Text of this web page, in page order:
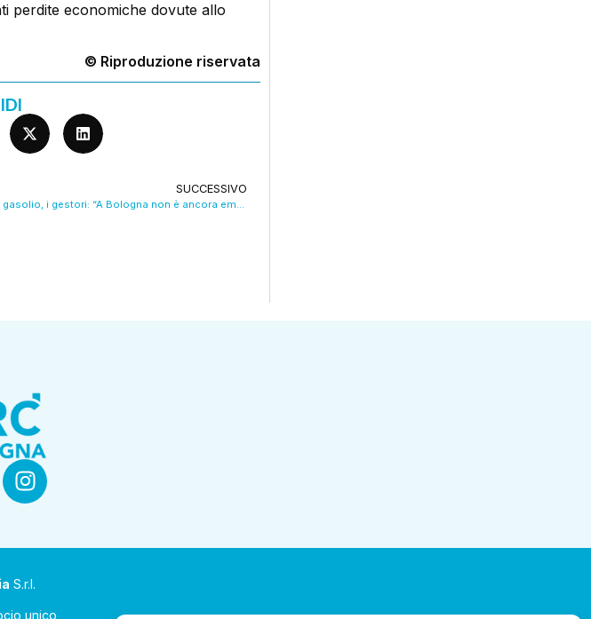
perdite economiche dovute allo
© Riproduzione riservata
SUCCESSIVO
Crisi gasolio, i gestori: “A Bologna non è ancora emergenza”. VIDEO
S.r.l.
unico